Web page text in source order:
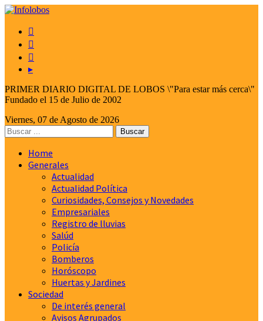



▸
PRIMER DIARIO DIGITAL DE LOBOS \"Para estar más cerca\"
Fundado el 15 de Julio de 2002
Viernes, 07 de Agosto de 2026
Home
Generales
Actualidad
Actualidad Política
Curiosidades, Consejos y Novedades
Empresariales
Registro de lluvias
Salúd
Policía
Bomberos
Horóscopo
Huertas y Jardines
Sociedad
De interés general
Avisos Agrupados